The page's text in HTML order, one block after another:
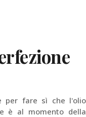
per fare sì che l'olio
è al momento della